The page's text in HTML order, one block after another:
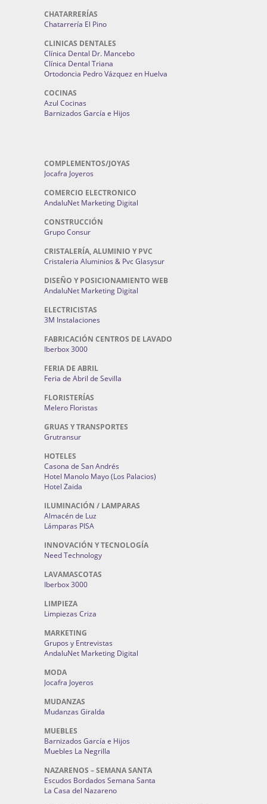
CHATARRERÍAS
Chatarrería El Pino
CLINICAS DENTALES
Clínica Dental Dr. Mancebo
Clínica Dental Triana
Ortodoncia Pedro Vázquez en Huelva
COCINAS
Azul Cocinas
Barnizados García e Hijos
COMPLEMENTOS/JOYAS
Jocafra Joyeros
COMERCIO ELECTRONICO
AndaluNet Marketing Digital
CONSTRUCCIÓN
Grupo Consur
CRISTALERÍA, ALUMINIO Y PVC
Cristaleria Aluminios & Pvc Glasysur
DISEÑO Y POSICIONAMIENTO WEB
AndaluNet Marketing Digital
ELECTRICISTAS
3M Instalaciones
FABRICACIÓN CENTROS DE LAVADO
Iberbox 3000
FERIA DE ABRIL
Feria de Abril de Sevilla
FLORISTERÍAS
Melero Floristas
GRUAS Y TRANSPORTES
Grutransur
HOTELES
Casona de San Andrés
Hotel Manolo Mayo (Los Palacios)
Hotel Zaida
ILUMINACIÓN / LAMPARAS
Almacén de Luz
Lámparas PISA
INNOVACIÓN Y TECNOLOGÍA
Need Technology
LAVAMASCOTAS
Iberbox 3000
LIMPIEZA
Limpiezas Criza
MARKETING
Grupos y Entrevistas
AndaluNet Marketing Digital
MODA
Jocafra Joyeros
MUDANZAS
Mudanzas Giralda
MUEBLES
Barnizados García e Hijos
Muebles La Negrilla
NAZARENOS – SEMANA SANTA
Escudos Bordados Semana Santa
La Casa del Nazareno